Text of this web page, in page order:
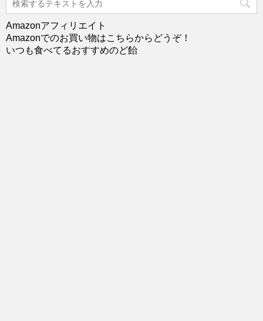
Amazonアフィリエイト
Amazonでのお買い物はこちらからどうぞ！
いつも食べてるおすすめのど飴